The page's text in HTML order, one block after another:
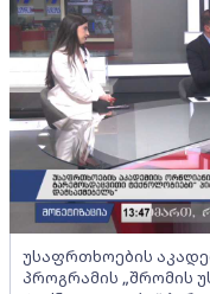
უსაფრთხოების
პროგრამის „შრომის